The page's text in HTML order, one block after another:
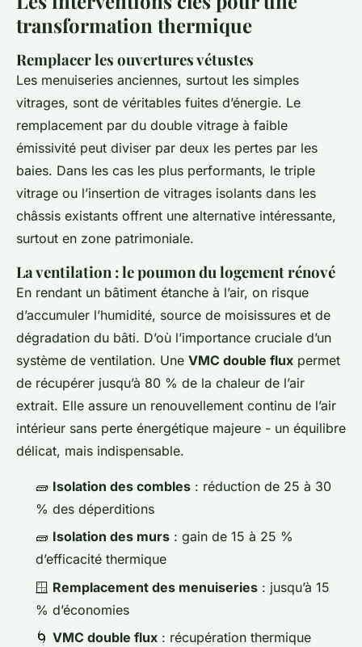
transformation thermique
Remplacer les ouvertures vétustes
Les menuiseries anciennes, surtout les simples
vitrages, sont de véritables fuites d’énergie. Le
remplacement par du double vitrage à faible
émissivité peut diviser par deux les pertes par les
baies. Dans les cas les plus performants, le triple
vitrage ou l’insertion de vitrages isolants dans les
châssis existants offrent une alternative intéressante,
surtout en zone patrimoniale.
La ventilation : le poumon du logement rénové
En rendant un bâtiment étanche à l’air, on risque
d’accumuler l’humidité, source de moisissures et de
dégradation du bâti. D’où l’importance cruciale d’un
système de ventilation. Une VMC double flux permet
de récupérer jusqu’à 80 % de la chaleur de l’air
extrait. Elle assure un renouvellement continu de l’air
intérieur sans perte énergétique majeure - un équilibre
délicat, mais indispensable.
🧱 Isolation des combles : réduction de 25 à 30
% des déperditions
🧱 Isolation des murs : gain de 15 à 25 %
d’efficacité thermique
🪟 Remplacement des menuiseries : jusqu’à 15
% d’économies
🌀 VMC double flux : récupération thermique